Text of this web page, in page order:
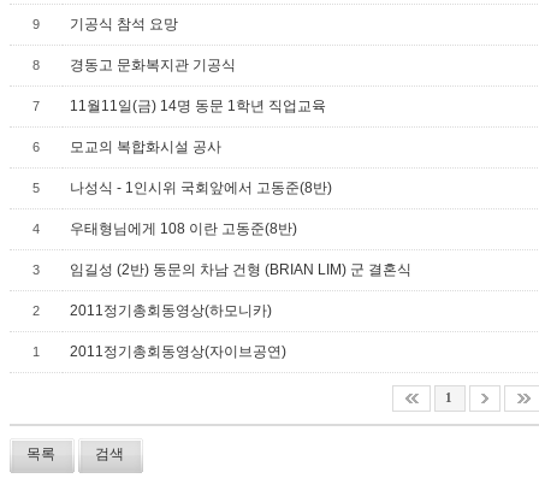
9 기공식 참석 요망
8 경동고 문화복지관 기공식
7 11월11일(금) 14명 동문 1학년 직업교육
6 모교의 복합화시설 공사
5 나성식 - 1인시위 국회앞에서 고동준(8반)
4 우태형님에게 108 이란 고동준(8반)
3 임길성 (2반) 동문의 차남 건형 (BRIAN LIM) 군 결혼식
2 2011정기총회동영상(하모니카)
1 2011정기총회동영상(자이브공연)
1
목록 검색